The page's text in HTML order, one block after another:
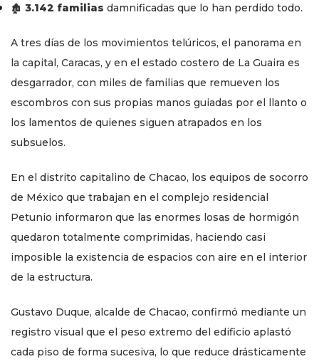
🏚️ 3.142 familias damnificadas que lo han perdido todo.
A tres días de los movimientos telúricos, el panorama en
la capital, Caracas, y en el estado costero de La Guaira es
desgarrador, con miles de familias que remueven los
escombros con sus propias manos guiadas por el llanto o
los lamentos de quienes siguen atrapados en los
subsuelos.
En el distrito capitalino de Chacao, los equipos de socorro
de México que trabajan en el complejo residencial
Petunio informaron que las enormes losas de hormigón
quedaron totalmente comprimidas, haciendo casi
imposible la existencia de espacios con aire en el interior
de la estructura.
Gustavo Duque, alcalde de Chacao, confirmó mediante un
registro visual que el peso extremo del edificio aplastó
cada piso de forma sucesiva, lo que reduce drásticamente